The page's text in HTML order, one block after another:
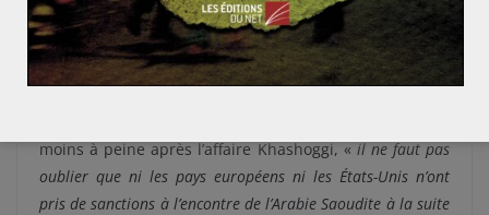
leurs sponsors pourraient refuser de courir le Dakar.
Pourtant, à l’exception d’une exhibition entre Djokovic
et Nadal suite au forfait sur blessure de l’Espagnol,
moins à peine après l’affaire Khashoggi, «il ne faut pas
oublier que ni les pays européens ni les États-Unis n’ont
pris de sanctions à l’encontre de l’Arabie Saoudite à la suite